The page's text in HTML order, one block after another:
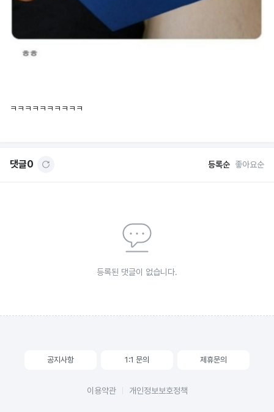
ㅋㅋㅋㅋㅋㅋㅋㅋㅋㅋ
댓글0 등록순 좋아요순
등록된 댓글이 없습니다.
공지사항 1:1 문의 제휴문의
이용약관 개인정보보호정책